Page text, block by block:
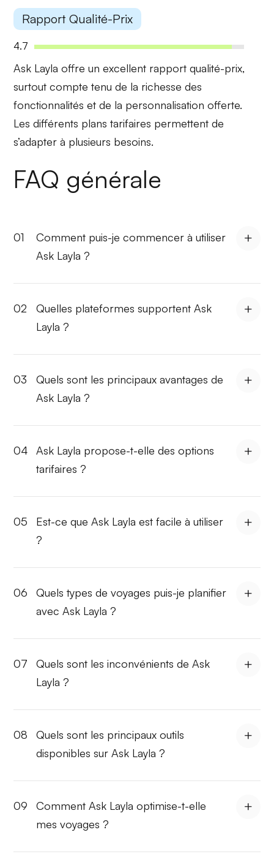
Rapport Qualité-Prix
4.7
Ask Layla offre unexcellent rapport qualité-prix,
surtout compte tenu de la richesse des
fonctionnalités et de la personnalisation offerte.
Les différents plans tarifaires permettent de
s’adapter à plusieurs besoins.
FAQ générale
01
Comment puis-je commencer à utiliser
Ask Layla ?
02
Quelles plateformes supportent Ask
Layla ?
03
Quels sont les principaux avantages de
Ask Layla ?
04
Ask Layla propose-t-elle des options
tarifaires ?
05
Est-ce que Ask Layla est facile à utiliser
?
06
Quels types de voyages puis-je planifier
avec Ask Layla ?
07
Quels sont les inconvénients de Ask
Layla ?
08
Quels sont les principaux outils
disponibles sur Ask Layla ?
09
Comment Ask Layla optimise-t-elle
mes voyages ?